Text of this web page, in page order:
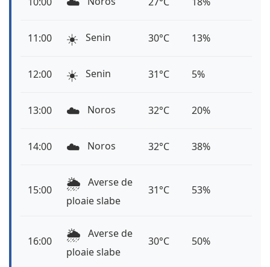
11:00 ☀️ Senin 30°C 13%
12:00 ☀️ Senin 31°C 5%
13:00 ☁️ Noros 32°C 20%
14:00 ☁️ Noros 32°C 38%
15:00 🌦️ Averse de
ploaie slabe
31°C 53%
16:00 🌦️ Averse de
ploaie slabe
30°C 50%